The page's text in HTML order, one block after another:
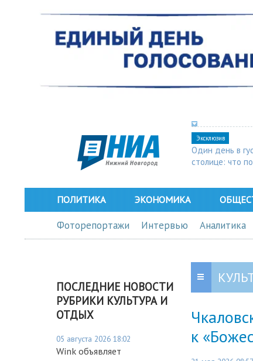
Эксклюзив
Один день в
столице: что
ПОЛИТИКА ЭКОНОМИКА
Фоторепортажи Интервью Аналитика
ПОСЛЕДНИЕ НОВОСТИ
РУБРИКИ КУЛЬТУРА И
ОТДЫХ
05 августа 2026 18:02
Wink объявляет
к